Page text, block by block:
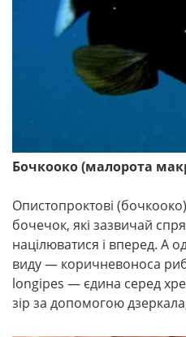
Бочкооко (малорота
Опистопроктові
бочечок, які зазвичай
націлюватися і вперед. А
виду — коричневоноса
longipes — єдина серед
зір за допомогою